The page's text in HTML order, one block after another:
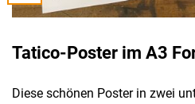
Tatico-Poster im A3
Diese schönen Poster in zwei